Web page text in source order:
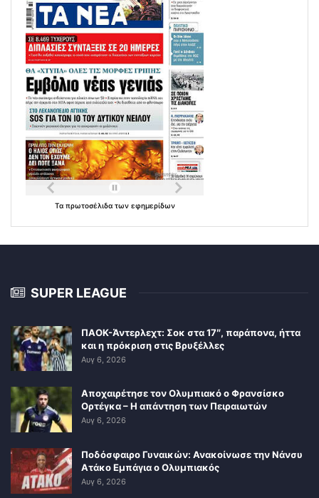
Τα πρωτοσέλιδα των εφημερίδων
SUPER LEAGUE
ΠΑΟΚ-Άντερλεχτ: Σοκ στα 17″, παράπονα, ήττα
και η πρόκριση στις Βρυξέλλες
Αυγ 6, 2026
Αποχαιρέτησε τον Ολυμπιακό ο Φρανσίσκο
Ορτέγκα – Η απάντηση των Πειραιωτών
Αυγ 6, 2026
Ποδόσφαιρο Γυναικών: Ανακοίνωσε την Νάνσυ
Ατάκο Εμπάγια ο Ολυμπιακός
Αυγ 6, 2026